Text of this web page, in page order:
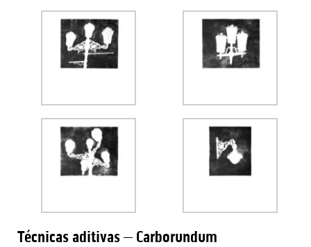
Técnicas aditivas – Carborundum